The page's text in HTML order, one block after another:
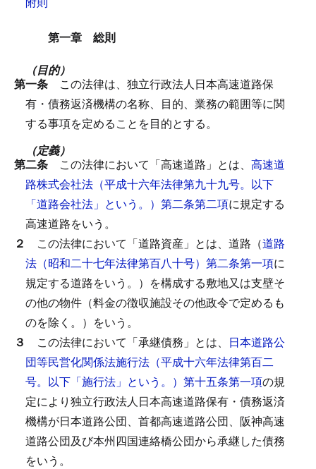
第一章 総則
（目的）
第一条 この法律は、独立行政法人日本高速道路保
有・債務返済機構の名称、目的、業務の範囲等に関
する事項を定めることを目的とする。
（定義）
第二条 この法律において「高速道路」とは、 高速道
路株式会社法（平成十六年法律第九十九号。以下
「道路会社法」という。）第二条第二項に規定する
高速道路をいう。
２ この法律において「道路資産」とは、道路（道路
法（昭和二十七年法律第百八十号）第二条第一項に
規定する道路をいう。）を構成する敷地又は支壁そ
の他の物件（料金の徴収施設その他政令で定めるも
のを除く。）をいう。
３ この法律において「承継債務」とは、 日本道路公
団等民営化関係法施行法（平成十六年法律第百二
号。以下「施行法」という。）第十五条第一項の規
定により独立行政法人日本高速道路保有・債務返済
機構が日本道路公団、首都高速道路公団、阪神高速
道路公団及び本州四国連絡橋公団から承継した債務
をいう。